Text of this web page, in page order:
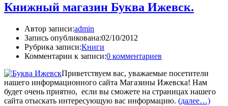
Книжный магазин Буква Ижевск.
Автор записи:admin
Запись опубликована:02/10/2012
Рубрика записи:Книги
Комментарии к записи:0 комментариев
Приветствуем вас, уважаемые посетители
нашего информационного сайта Магазины Ижевска! Нам
будет очень приятно, если вы сможете на страницах нашего
сайта отыскать интересующую вас информацию. (далее…)